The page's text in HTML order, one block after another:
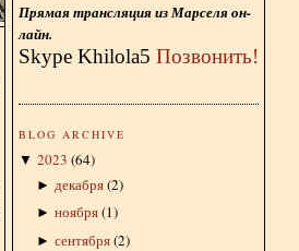
Прямая трансляция из Марселя он-
лайн.
Skype Khilola5 Позвонить!
BLOG ARCHIVE
▼ 2023 (64)
► декабря(2)
► ноября(1)
► сентября(2)